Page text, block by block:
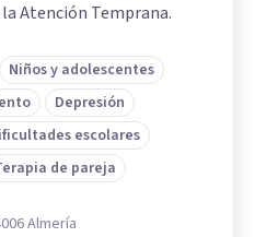
Atención Temprana.
Niños y adolescentes
Depresión
escolares
de pareja
Almería